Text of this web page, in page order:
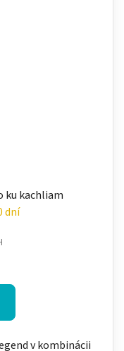
ku kachliam
dní
v kombinácii